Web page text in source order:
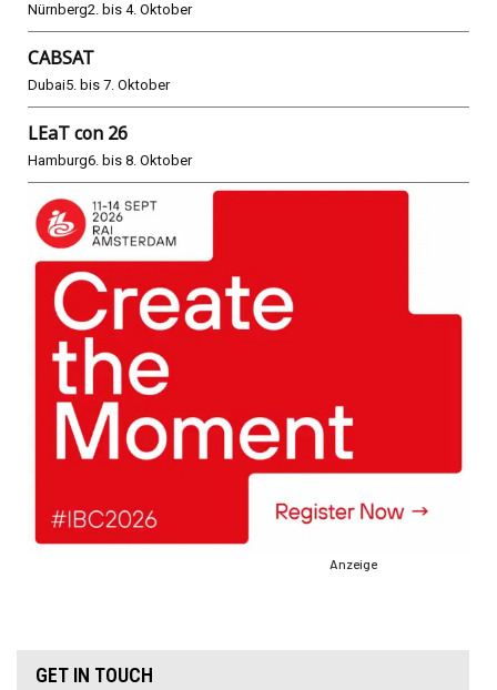
Nürnberg2. bis 4. Oktober
CABSAT
Dubai5. bis 7. Oktober
LEaT con 26
Hamburg6. bis 8. Oktober
Anzeige
GET IN TOUCH